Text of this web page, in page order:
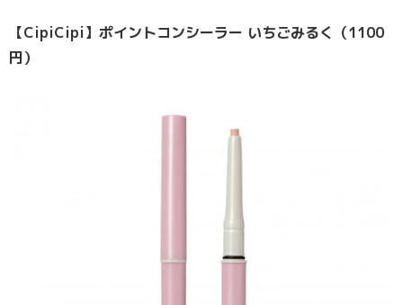
【CipiCipi】ポイントコンシーラー いちごみるく（1100
円）